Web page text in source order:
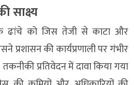
साक्ष्य
ढांचे को जिस तेजी से काटा और
प्रशासन की कार्यप्रणाली पर गंभीर
प्रतिवेदन में दावा किया गया